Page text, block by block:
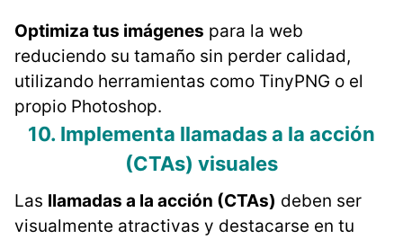
Optimiza tus imágenes para la web
reduciendo su tamaño sin perder calidad,
utilizando herramientas como TinyPNG o el
propio Photoshop.
10. Implementa llamadas a la acción
(CTAs) visuales
Las llamadas a la acción (CTAs) deben ser
visualmente atractivas y destacarse en tu